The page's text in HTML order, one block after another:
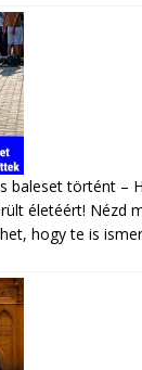
baleset történt –
életéért! Nézd
hogy te is